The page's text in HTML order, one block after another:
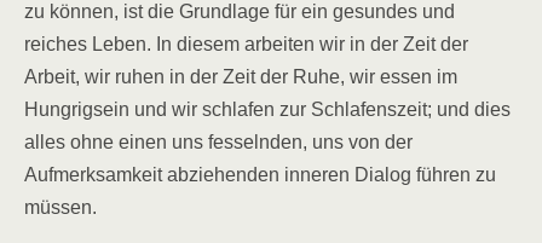
zu können, ist die Grundlage für ein gesundes und
reiches Leben. In diesem arbeiten wir in der Zeit der
Arbeit, wir ruhen in der Zeit der Ruhe, wir essen im
Hungrigsein und wir schlafen zur Schlafenszeit; und dies
alles ohne einen uns fesselnden, uns von der
Aufmerksamkeit abziehenden inneren Dialog führen zu
müssen.